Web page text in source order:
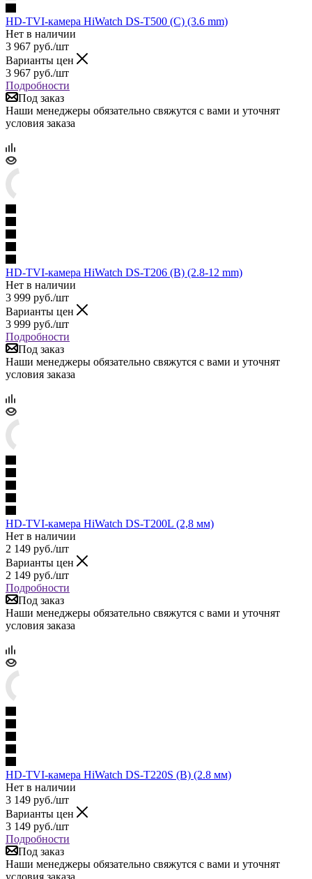
HD-TVI-камера HiWatch DS-T500 (C) (3.6 mm)
Нет в наличии
3 967 руб./шт
Варианты цен
3 967 руб./шт
Подробности
Под заказ
Наши менеджеры обязательно свяжутся с вами и уточнят
условия заказа
HD-TVI-камера HiWatch DS-T206 (B) (2.8-12 mm)
Нет в наличии
3 999 руб./шт
Варианты цен
3 999 руб./шт
Подробности
Под заказ
Наши менеджеры обязательно свяжутся с вами и уточнят
условия заказа
HD-TVI-камера HiWatch DS-T200L (2,8 мм)
Нет в наличии
2 149 руб./шт
Варианты цен
2 149 руб./шт
Подробности
Под заказ
Наши менеджеры обязательно свяжутся с вами и уточнят
условия заказа
HD-TVI-камера HiWatch DS-T220S (B) (2.8 мм)
Нет в наличии
3 149 руб./шт
Варианты цен
3 149 руб./шт
Подробности
Под заказ
Наши менеджеры обязательно свяжутся с вами и уточнят
условия заказа